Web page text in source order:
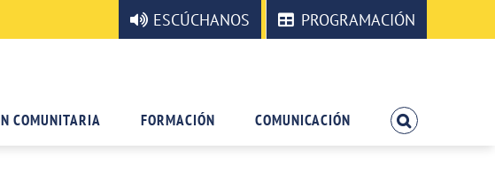
ESCÚCHANOS PROGRAMACIÓN
COMUNITARIA FORMACIÓN COMUNICACIÓN